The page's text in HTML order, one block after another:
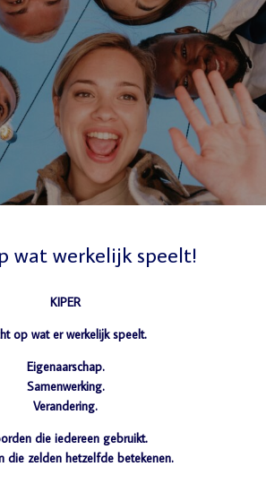
wat werkelijk speelt!
KIPER
op wat er werkelijk speelt.
Eigenaarschap.
Samenwerking.
Verandering.
die iedereen gebruikt.
die zelden hetzelfde betekenen.